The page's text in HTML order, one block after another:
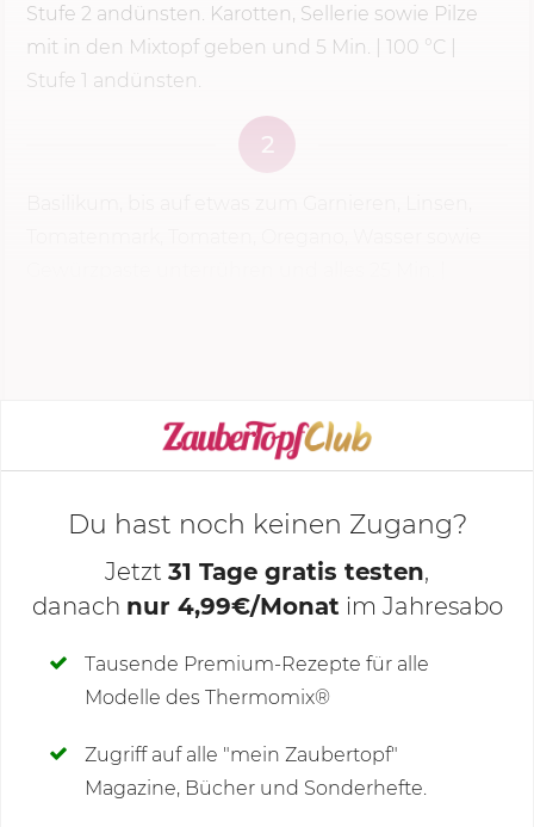
Stufe 2 andünsten. Karotten, Sellerie sowie Pilze
mit in den Mixtopf geben und 5 Min. | 100 °C |
Stufe 1 andünsten.
2
KOCHMODUS STARTEN
Deine Notizen
Du hast noch keinen Zugang?
Jetzt 31 Tage gratis testen,
danach nur 4,99€/Monat im Jahresabo
Tausende Premium-Rezepte für alle
Modelle des Thermomix®
Zugriff auf alle "mein Zaubertopf"
Magazine, Bücher und Sonderhefte.